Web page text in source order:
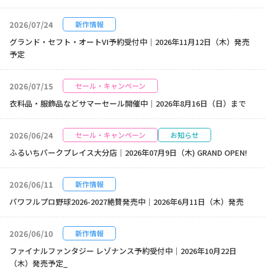
2026/07/24 新作情報
グランド・セフト・オートVI予約受付中｜2026年11月12日（木）発売
予定
2026/07/15 セール・キャンペーン
衣料品・服飾品などサマーセール開催中｜2026年8月16日（日）まで
2026/06/24 セール・キャンペーン お知らせ
ふるいちパークプレイス大分店｜2026年07月9日（木) GRAND OPEN!
2026/06/11 新作情報
パワフルプロ野球2026-2027絶賛発売中｜2026年6月11日（木）発売
2026/06/10 新作情報
ファイナルファンタジー レゾナンス予約受付中｜2026年10月22日
（木）発売予定_